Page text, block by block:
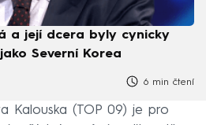
a její dcera byly cynicky
Severní Korea
6 min čtení
Kalouska (TOP 09) je pro